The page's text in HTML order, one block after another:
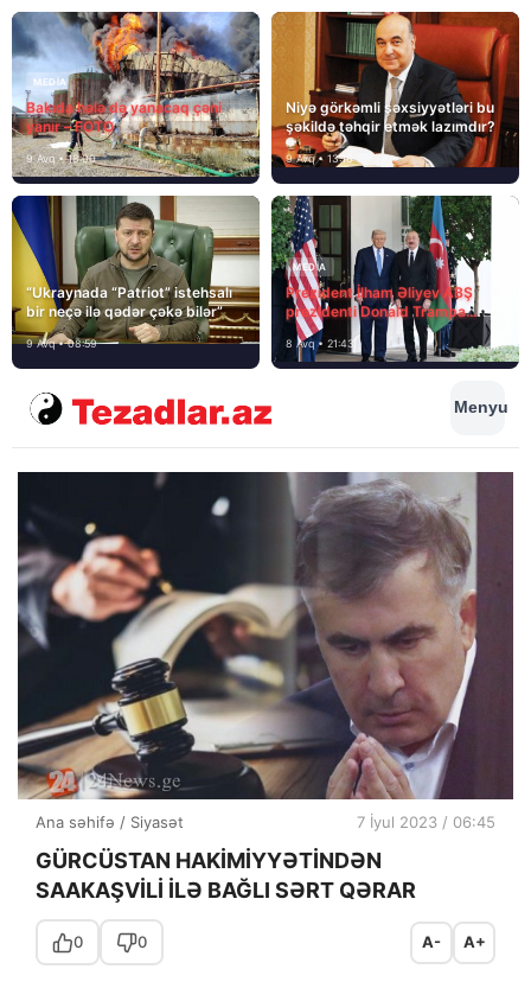
MEDİA
Bakıda hələ də yanacaq çəni
yanır – FOTO
9 Avq • 18:00
Niyə görkəmli şəxsiyyətləri bu
şəkildə təhqir etmək lazımdır?
9 Avq • 13:16
“Ukraynada “Patriot” istehsalı
bir neçə ilə qədər çəkə bilər”
9 Avq • 08:59
MEDİA
Prezident İlham Əliyev ABŞ
prezidenti Donald Trampa
məktubunda yazıb ki…
8 Avq • 21:43
Menyu
Ana səhifə / Siyasət 7 İyul 2023 / 06:45
GÜRCÜSTAN HAKİMİYYƏTİNDƏN
SAAKAŞVİLİ İLƏ BAĞLI SƏRT QƏRAR
0 0 A- A+